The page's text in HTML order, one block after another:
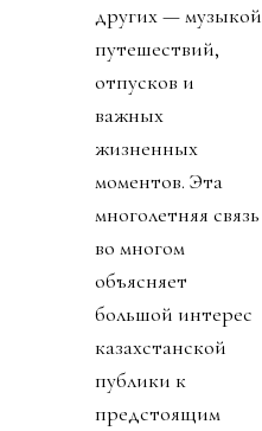
других — музыкой
путешествий,
отпусков и
важных
жизненных
моментов. Эта
многолетняя связь
во многом
объясняет
большой интерес
казахстанской
публики к
предстоящим